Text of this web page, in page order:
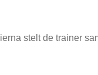
stelt de trainer